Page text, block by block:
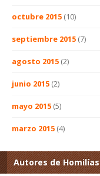
octubre 2015 (10)
septiembre 2015 (7)
agosto 2015 (2)
junio 2015 (2)
mayo 2015 (5)
marzo 2015 (4)
Autores de Homilías